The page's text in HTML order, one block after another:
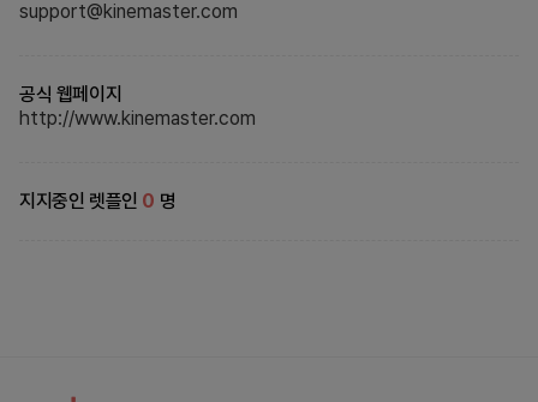
support@kinemaster.com
공식 웹페이지
http://www.kinemaster.com
지지중인 렛플인 0 명